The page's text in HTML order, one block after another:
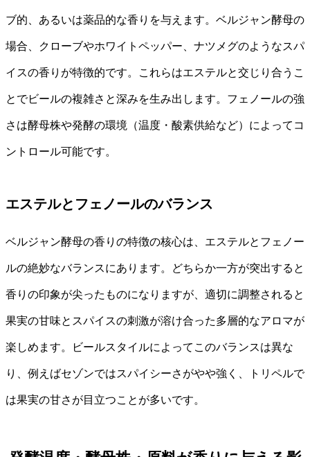
ブ的、あるいは薬品的な香りを与えます。ベルジャン酵母の
場合、クローブやホワイトペッパー、ナツメグのようなスパ
イスの香りが特徴的です。これらはエステルと交じり合うこ
とでビールの複雑さと深みを生み出します。フェノールの強
さは酵母株や発酵の環境（温度・酸素供給など）によってコ
ントロール可能です。
エステルとフェノールのバランス
ベルジャン酵母の香りの特徴の核心は、エステルとフェノー
ルの絶妙なバランスにあります。どちらか一方が突出すると
香りの印象が尖ったものになりますが、適切に調整されると
果実の甘味とスパイスの刺激が溶け合った多層的なアロマが
楽しめます。ビールスタイルによってこのバランスは異な
り、例えばセゾンではスパイシーさがやや強く、トリペルで
は果実の甘さが目立つことが多いです。